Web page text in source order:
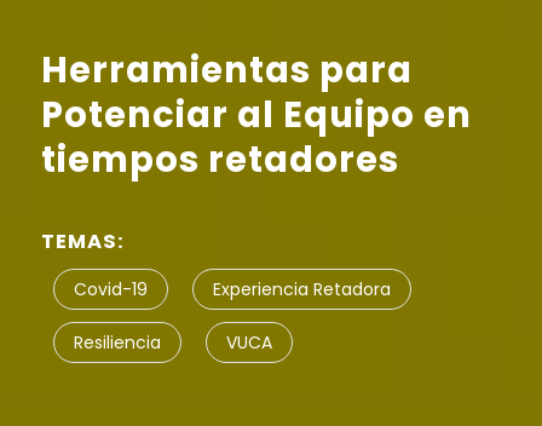
Herramientas para
Potenciar al Equipo en
tiempos retadores
TEMAS:
Covid-19 Experiencia Retadora
Resiliencia VUCA